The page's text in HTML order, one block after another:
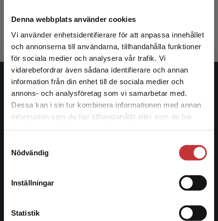
Denna webbplats använder cookies
Vi använder enhetsidentifierare för att anpassa innehållet
och annonserna till användarna, tillhandahålla funktioner
för sociala medier och analysera vår trafik. Vi
vidarebefordrar även sådana identifierare och annan
information från din enhet till de sociala medier och
annons- och analysföretag som vi samarbetar med.
Dessa kan i sin tur kombinera informationen med annan
information som du har tillhandahållit eller som de har
Nödvändig
Inställningar
Statistik
Begränsad fraktregion
Det verkar som att du besöker
studentlitteratur.se via en enhet utanför Sverige.
Vi erbjuder inte leveranser utanför Sverige. För
att kunna slutföra ett köp måste
341 krinkl. moms
Studentlitteratur
Studentlitteratur grundades 1963 och är idag Sveriges
ledande utbildningsförlag. Med läromedel, kurslitteratur,
facklitteratur, utbildningar och digitala
informationstjänster i utbudet, finns Studentlitteratur med
längs hela kunskapsresan.
Kontakta oss